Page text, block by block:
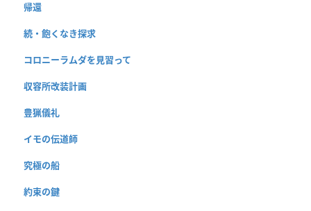
帰還
続・飽くなき探求
コロニーラムダを見習って
収容所改装計画
豊猟儀礼
イモの伝道師
究極の船
約束の鍵